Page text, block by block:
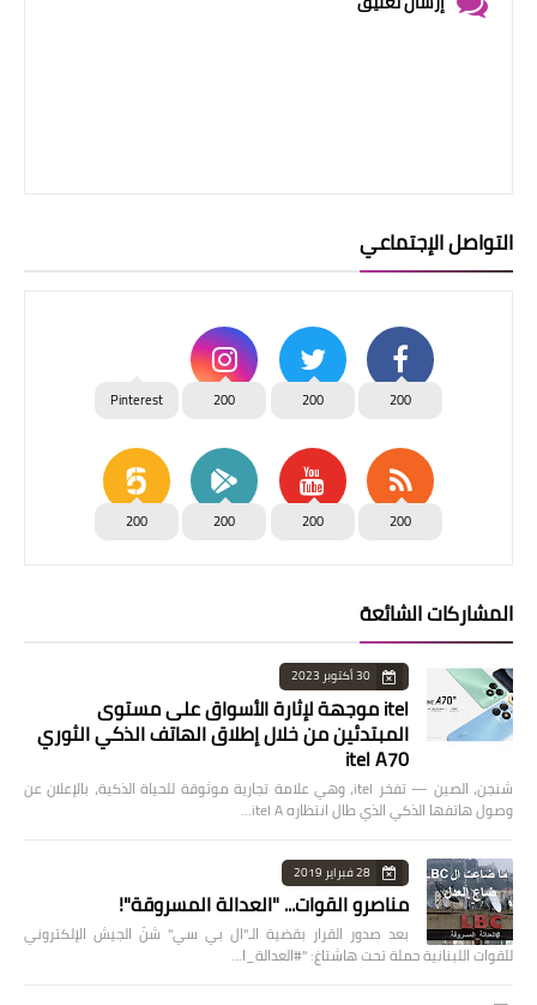
التواصل الإجتماعي
200
200
200
Pinterest
200
200
200
200
المشاركات الشائعة
30 أكتوبر 2023
itel موجهة لإثارة الأسواق على مستوى
المبتدئين من خلال إطلاق الهاتف الذكي الثوري
itel A70
شنجن، الصين — تفخر itel، وهي علامة تجارية موثوقة للحياة الذكية، بالإعلان عن
وصول هاتفها الذكي الذي طال انتظاره itel A…
28 فبراير 2019
مناصرو القوات... "العدالة المسروقة"!
بعد صدور القرار بقضية الـ"ال بي سي" شنّ الجيش الإلكتروني
للقوات اللبنانية حملة تحت هاشتاغ: "#العدالة_ا…